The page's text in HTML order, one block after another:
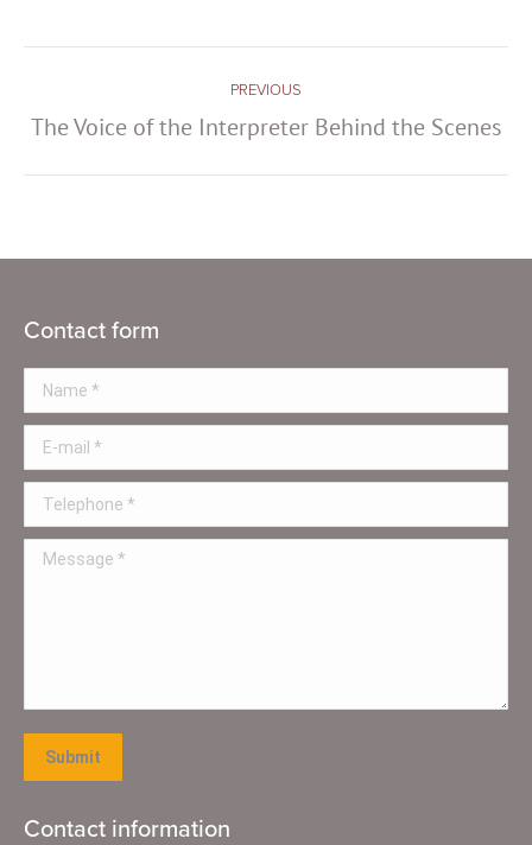
navigation
PREVIOUS
Previous
The Voice of the Interpreter Behind the Scenes
Contact form
Name *
E-mail *
Telephone *
Message *
Submit
Contact information